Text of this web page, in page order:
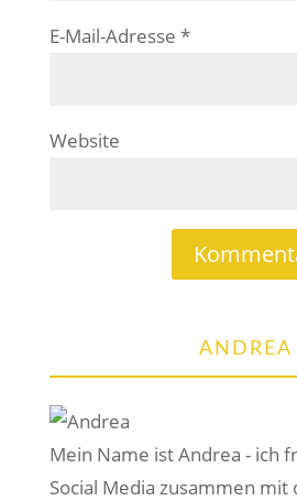
E-Mail-Adresse *
Website
ANDREA
Mein Name ist Andrea - ich
Social Media zusammen mit